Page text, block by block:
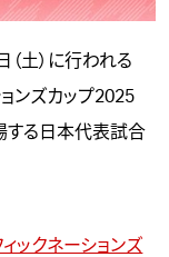
（土）に行われる
ンズカップ2025
する日本代表試合
ックネーションズ